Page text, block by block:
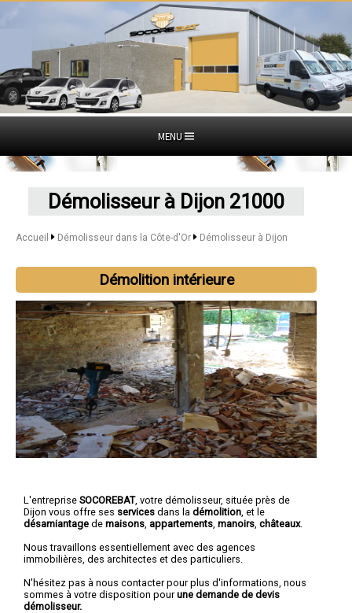
MENU
Démolisseur à Dijon 21000
Accueil Démolisseur dans la Côte-d'Or Démolisseur à Dijon
Démolition intérieure
L'entreprise SOCOREBAT, votre démolisseur, située près de
Dijon vous offre ses services dans la démolition , et le
désamiantage de maisons appartements manoirs châteaux.
Nous travaillons essentiellement avec des agences
immobilières, des architectes et des particuliers.
N'hésitez pas à nous contacter pour plus d'informations, nous
sommes à votre disposition pourune demande de devis
démolisseur.